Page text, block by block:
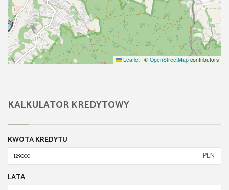
Leaflet | © OpenStreetMap contributors
KALKULATOR KREDYTOWY
KWOTA KREDYTU
PLN
LATA